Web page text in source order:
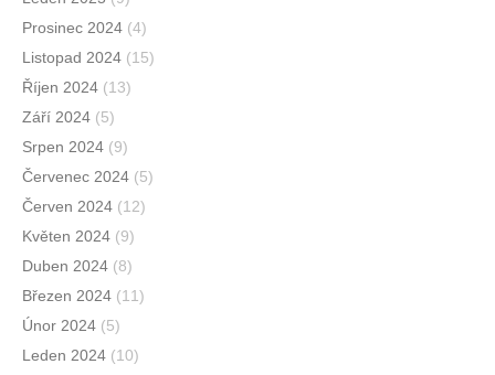
Prosinec 2024 (4)
Listopad 2024 (15)
Říjen 2024 (13)
Září 2024 (5)
Srpen 2024 (9)
Červenec 2024 (5)
Červen 2024 (12)
Květen 2024 (9)
Duben 2024 (8)
Březen 2024 (11)
Únor 2024 (5)
Leden 2024 (10)